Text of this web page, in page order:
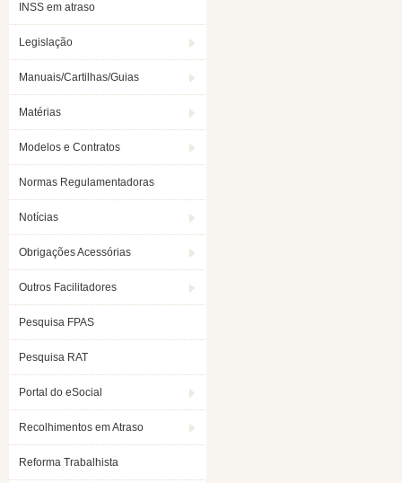
INSS em atraso
Legislação
Manuais/Cartilhas/Guias
Matérias
Modelos e Contratos
Normas Regulamentadoras
Notícias
Obrigações Acessórias
Outros Facilitadores
Pesquisa FPAS
Pesquisa RAT
Portal do eSocial
Recolhimentos em Atraso
Reforma Trabalhista